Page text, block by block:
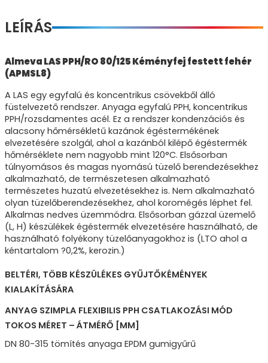
LEÍRÁS
Almeva LAS PPH/RO 80/125 Kéményfej festett fehér
(APMSL8)
A LAS egy egyfalú és koncentrikus csövekből álló
füstelvezető rendszer. Anyaga egyfalú PPH, koncentrikus
PPH/rozsdamentes acél. Ez a rendszer kondenzációs és
alacsony hőmérsékletű kazánok égéstermékének
elvezetésére szolgál, ahol a kazánból kilépő égéstermék
hőmérséklete nem nagyobb mint 120°C. Elsősorban
túlnyomásos és magas nyomású tüzelő berendezésekhez
alkalmazható, de természetesen alkalmazható
természetes huzatú elvezetésekhez is. Nem alkalmazható
olyan tüzelőberendezésekhez, ahol koromégés léphet fel.
Alkalmas nedves üzemmódra. Elsősorban gázzal üzemelő
(L, H) készülékek égéstermék elvezetésére használható, de
használható folyékony tüzelőanyagokhoz is (LTO ahol a
kéntartalom ?0,2%, kerozin.)
BELTÉRI, TÖBB KÉSZÜLÉKES GYŰJTŐKÉMÉNYEK
KIALAKÍTÁSÁRA
ANYAG SZIMPLA FLEXIBILIS PPH CSATLAKOZÁSI MÓD
TOKOS MÉRET – ÁTMÉRŐ [MM]
DN 80-315 tömítés anyaga EPDM gumigyűrű